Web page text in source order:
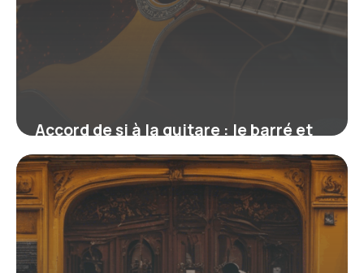
Accord de si à la guitare : le barré et
les versions simplifiées
16 juin 2026